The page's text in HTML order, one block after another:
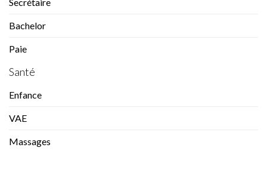
Bachelor
Paie
Santé
Enfance
VAE
Massages